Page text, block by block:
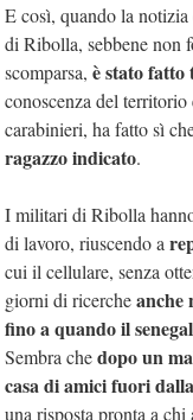
E così, quando la
di Ribolla, sebbene non
scomparsa, è stato
conoscenza del
carabinieri, ha fatto sì
ragazzo indicato.
I militari di Ribolla
di lavoro, riuscendo a
cui il cellulare, senza
giorni di ricercheanche
fino a quando il
Sembra chedopo un
casa di amici fuori
una risposta pronta a